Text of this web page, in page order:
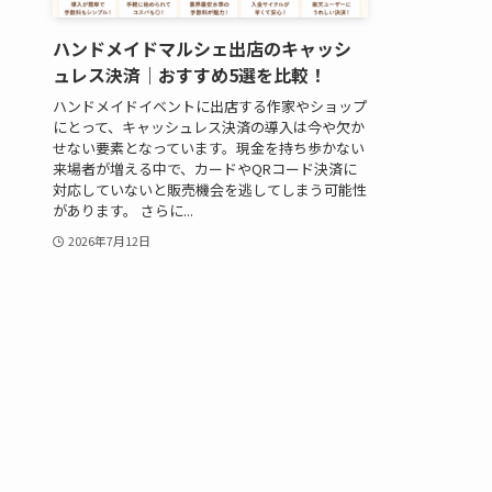
ハンドメイドマルシェ出店のキャッシ
ュレス決済｜おすすめ5選を比較！
ハンドメイドイベントに出店する作家やショップ
にとって、キャッシュレス決済の導入は今や欠か
せない要素となっています。現金を持ち歩かない
来場者が増える中で、カードやQRコード決済に
対応していないと販売機会を逃してしまう可能性
があります。 さらに...
2026年7月12日